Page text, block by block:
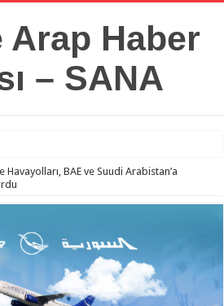
Bir Heyet, Türkiye’deki Milli Savunma
Havayolları, BAE ve Suudi Arabistan’a